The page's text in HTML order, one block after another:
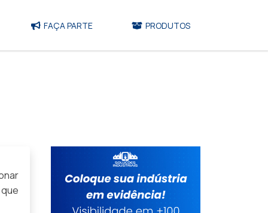
FAÇA PARTE PRODUTOS